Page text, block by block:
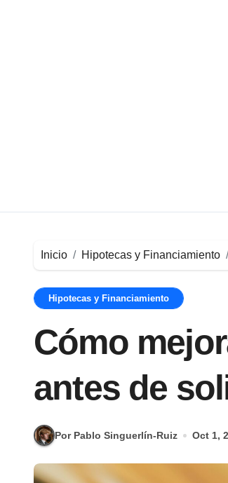
Inicio Hipotecas y Financiamiento
Hipotecas y Financiamiento
Cómo
antes de
Por Pablo Singuerlín-Ruiz Oct 1,